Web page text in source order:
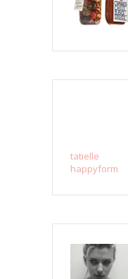
tatielle
happyform